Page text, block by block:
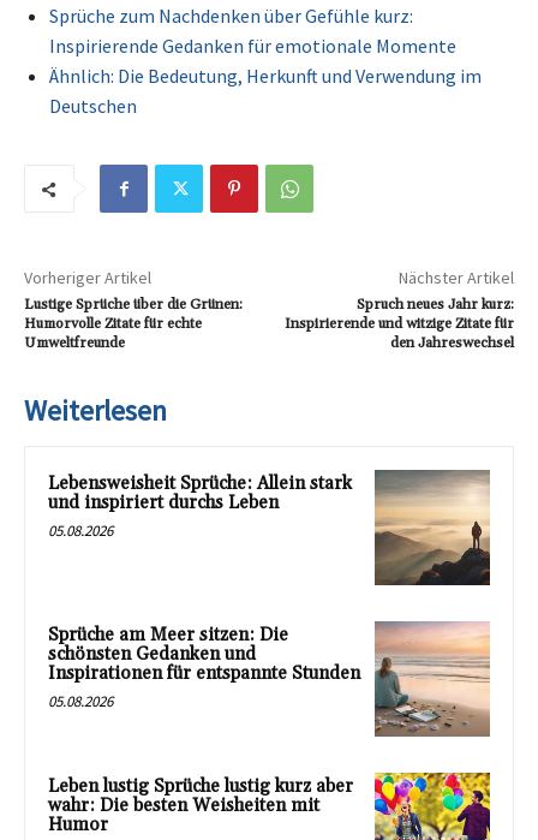
Sprüche zum Nachdenken über Gefühle kurz:
Inspirierende Gedanken für emotionale Momente
Ähnlich: Die Bedeutung, Herkunft und Verwendung im
Deutschen
Vorheriger Artikel
Lustige Sprüche über die Grünen:
Humorvolle Zitate für echte
Umweltfreunde
Nächster Artikel
Spruch neues Jahr kurz:
Inspirierende und witzige Zitate für
den Jahreswechsel
Weiterlesen
Lebensweisheit Sprüche: Allein stark
und inspiriert durchs Leben
05.08.2026
Sprüche am Meer sitzen: Die
schönsten Gedanken und
Inspirationen für entspannte Stunden
05.08.2026
Leben lustig Sprüche lustig kurz aber
wahr: Die besten Weisheiten mit
Humor